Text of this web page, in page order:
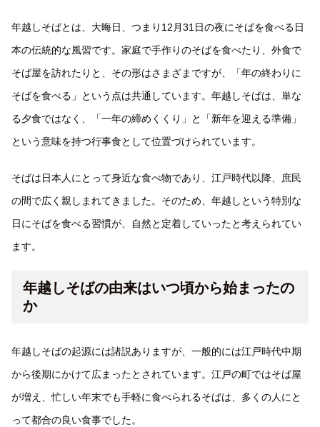
年越しそばとは、大晦日、つまり12月31日の夜にそばを食べる日
本の伝統的な風習です。家庭で手作りのそばを食べたり、外食で
そば屋を訪れたりと、その形はさまざまですが、「年の終わりに
そばを食べる」という点は共通しています。年越しそばは、単な
る夕食ではなく、「一年の締めくくり」と「新年を迎える準備」
という意味を持つ行事食として位置づけられています。
そばは日本人にとって身近な食べ物であり、江戸時代以降、庶民
の間で広く親しまれてきました。そのため、年越しという特別な
日にそばを食べる習慣が、自然と定着していったと考えられてい
ます。
年越しそばの由来はいつ頃から始まったの
か
年越しそばの起源には諸説ありますが、一般的には江戸時代中期
から後期にかけて広まったとされています。江戸の町ではそば屋
が増え、忙しい年末でも手軽に食べられるそばは、多くの人にと
って都合の良い食事でした。